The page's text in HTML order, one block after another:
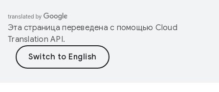
Эта страница переведена с помощью Cloud
Translation API.